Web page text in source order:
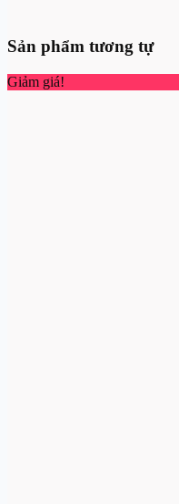
Sản phẩm tương tự
Giảm giá!